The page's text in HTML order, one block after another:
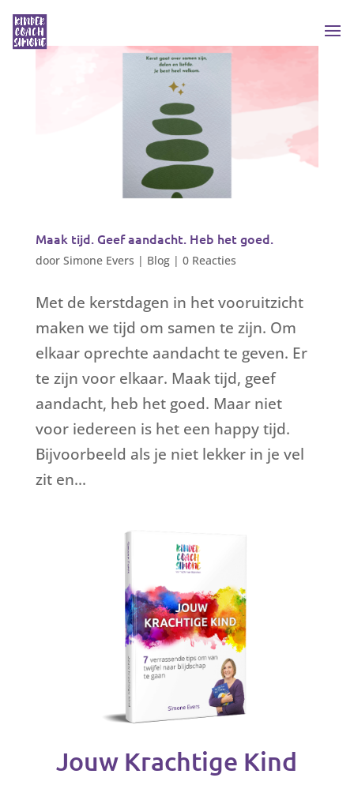
Maak tijd. Geef aandacht. Heb het goed.
door Simone Evers | Blog| 0 Reacties
Met de kerstdagen in het vooruitzicht
maken we tijd om samen te zijn. Om
elkaar oprechte aandacht te geven. Er
te zijn voor elkaar. Maak tijd, geef
aandacht, heb het goed. Maar niet
voor iedereen is het een happy tijd.
Bijvoorbeeld als je niet lekker in je vel
zit en...
Jouw Krachtige Kind